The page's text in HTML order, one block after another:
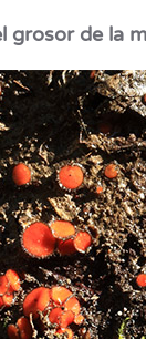
grosor de la